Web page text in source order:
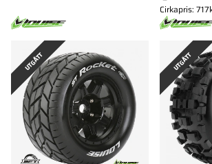
Cirkapris:
UTGÅTT UTGÅTT